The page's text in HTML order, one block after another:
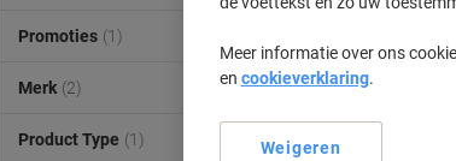
Geschenk
Multipack
Promoties (1)
Merk (2)
Product Type (1)
Meer informatie over ons
en cookieverklaring.
Weigeren